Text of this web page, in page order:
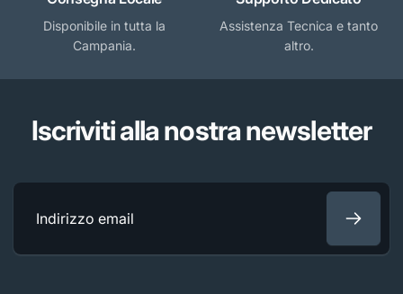
Disponibile in tutta la
Campania.
Assistenza Tecnica e tanto
altro.
Iscriviti alla nostra newsletter
Indirizzo